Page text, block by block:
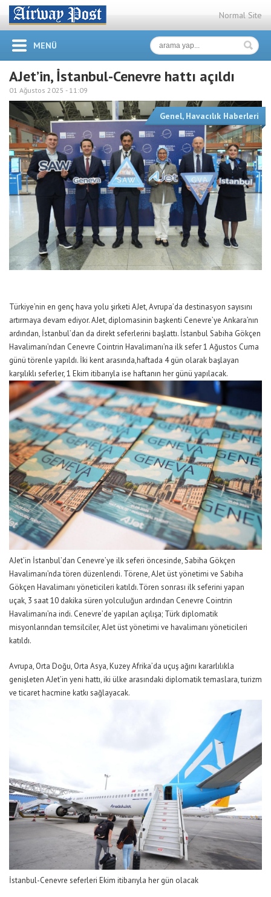
Normal Site
MENÜ
AJet’in, İstanbul-Cenevre hattı açıldı
01 Ağustos 2025 - 11:09
Genel, Havacılık Haberleri
Türkiye’nin en genç hava yolu şirketi AJet,Avrupa’da destinasyon sayısını
artırmaya devam ediyor.AJet, diplomasinin başkenti Cenevre’ye Ankara’nın
ardından, İstanbul’dan da direkt seferlerini başlattı. İstanbul Sabiha Gökçen
Havalimanı’ndan Cenevre Cointrin Havalimanı’na ilk sefer1 Ağustos Cuma
günü törenle yapıldı. İki kent arasında,haftada 4gün olarak başlayan
karşılıklı seferler, 1 Ekim itibarıyla ise haftanın her günü yapılacak.
AJet’in İstanbul’dan Cenevre’ye ilk seferi öncesinde, Sabiha Gökçen
Havalimanı’nda tören düzenlendi. Törene,AJetüst yönetimi ve Sabiha
Gökçen Havalimanı yöneticileri katıldı.Tören sonrası ilk seferini yapan
uçak, 3 saat10 dakika süren yolculuğun ardından Cenevre Cointrin
Havalimanı’na indi. Cenevre’de yapılan açılışa; Türk diplomatik
misyonlarındantemsilciler,AJetüst yönetimi ve havalimanı yöneticileri
katıldı.
Avrupa, Orta Doğu, Orta Asya, Kuzey Afrika’da uçuş ağını kararlılıkla
genişleten AJet’in yeni hattı,iki ülke arasındaki diplomatik temaslara, turizm
ve ticaret hacmine katkı sağlayacak.
İstanbul-Cenevre seferleri Ekim itibarıyla her gün olacak